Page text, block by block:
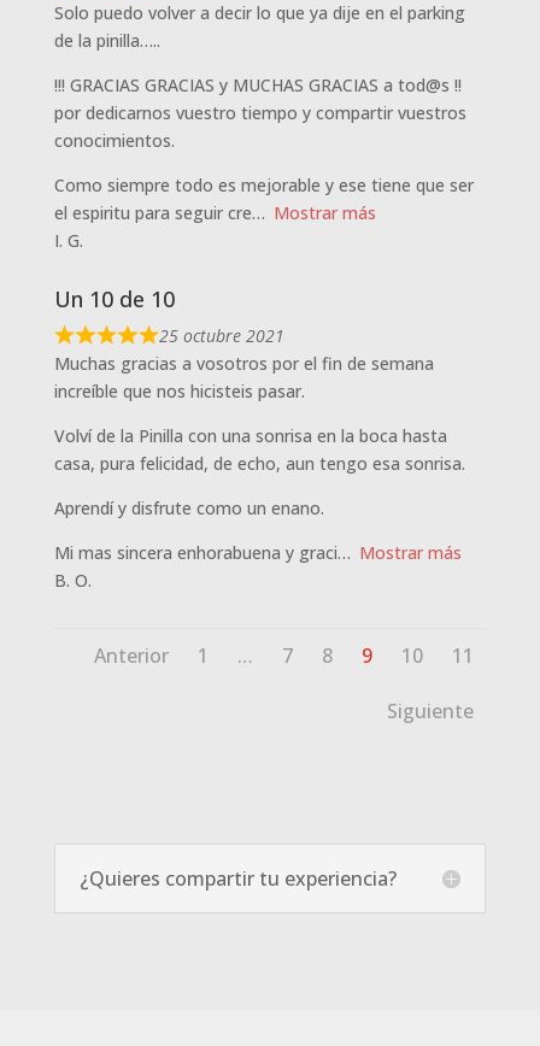
Solo puedo volver a decir lo que ya dije en el parking
de la pinilla…..
!!! GRACIAS GRACIAS y MUCHAS GRACIAS a tod@s !!
por dedicarnos vuestro tiempo y compartir vuestros
conocimientos.
Como siempre todo es mejorable y ese tiene que ser
el espiritu para seguir cre
Mostrar más
I. G.
Un 10 de 10
25 octubre 2021
Muchas gracias a vosotros por el fin de semana
increíble que nos hicisteis pasar.
Volví de la Pinilla con una sonrisa en la boca hasta
casa, pura felicidad, de echo, aun tengo esa sonrisa.
Aprendí y disfrute como un enano.
Mi mas sincera enhorabuena y graci
Mostrar más
B. O.
Navegación
Anterior Página
1 … Página
7 Página
8 Página
9 Página
10 Página
11
Siguiente
¿Quieres compartir tu experiencia?